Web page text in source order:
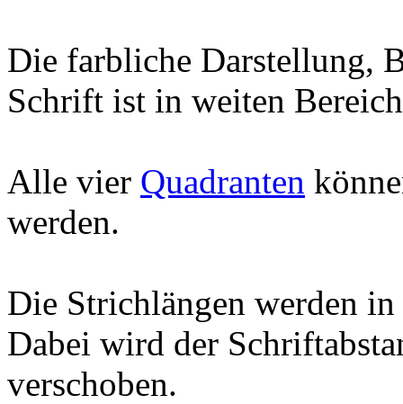
Die farbliche Darstellung,
Schrift ist in weiten
Alle vier Quadranten
werden.
Die Strichlängen werden
Dabei wird der
verschoben.